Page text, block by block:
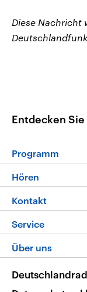
Diese Nachricht
Entdecken
Programm
Programm
Die
Neue
Hören
Livestream
Podcasts
Kontakt
Service
FAQ
Über uns